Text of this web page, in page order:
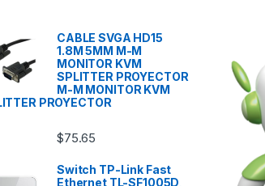
CABLE SVGA HD15
1.8M 5MM M-M
MONITOR KVM
SPLITTER PROYECTOR
M-M MONITOR KVM
PROYECTOR
$75.65
Switch TP-Link Fast
Ethernet TL-SF1005D,